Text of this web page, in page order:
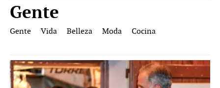
Gente
Gente Vida Belleza Moda Cocina